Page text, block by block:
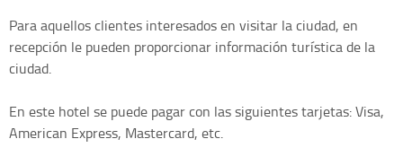
Para aquellos clientes interesados en visitar la ciudad, en
recepción le pueden proporcionar información turística de la
ciudad.
En este hotel se puede pagar con las siguientes tarjetas: Visa,
American Express, Mastercard, etc.